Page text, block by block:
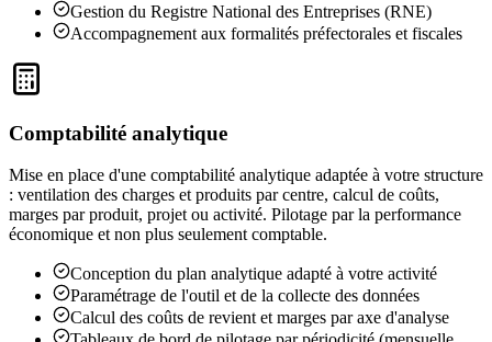
Gestion du Registre National des Entreprises (RNE)
Accompagnement aux formalités préfectorales et fiscales
Comptabilité analytique
Mise en place d'une comptabilité analytique adaptée à votre structure
: ventilation des charges et produits par centre, calcul de coûts,
marges par produit, projet ou activité. Pilotage par la performance
économique et non plus seulement comptable.
Conception du plan analytique adapté à votre activité
Paramétrage de l'outil et de la collecte des données
Calcul des coûts de revient et marges par axe d'analyse